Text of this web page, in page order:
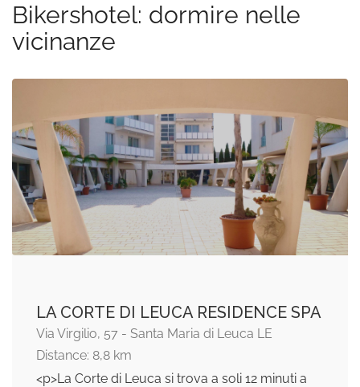
Bikershotel: dormire nelle
vicinanze
LA CORTE DI LEUCA RESIDENCE SPA
Via Virgilio, 57 - Santa Maria di Leuca LE
Distance: 8,8 km
<p>La Corte di Leuca si trova a soli 12 minuti a